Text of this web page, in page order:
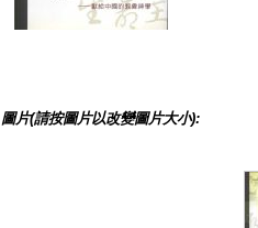
圖片(請按圖片以改變圖片大小):